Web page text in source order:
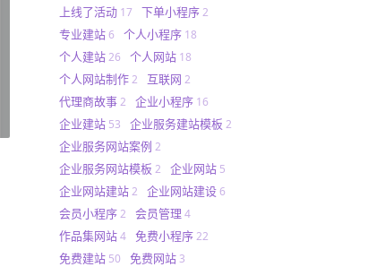
上线了活动 17 下单小程序 2
专业建站 6 个人小程序 18
个人建站 26 个人网站 18
个人网站制作 2 互联网 2
代理商故事 2 企业小程序 16
企业建站 53 企业服务建站模板 2
企业服务网站案例 2
企业服务网站模板 2 企业网站 5
企业网站建站 2 企业网站建设 6
会员小程序 2 会员管理 4
作品集网站 4 免费小程序 22
免费建站 50 免费网站 3